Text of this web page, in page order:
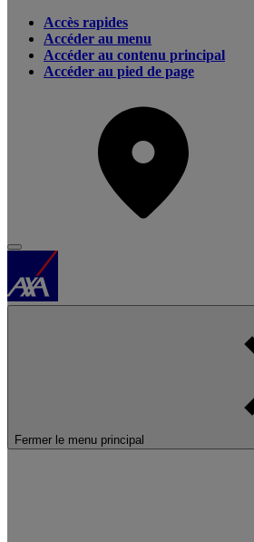
Accès rapides
Accéder au menu
Accéder au contenu principal
Accéder au pied de page
Fermer le menu principal